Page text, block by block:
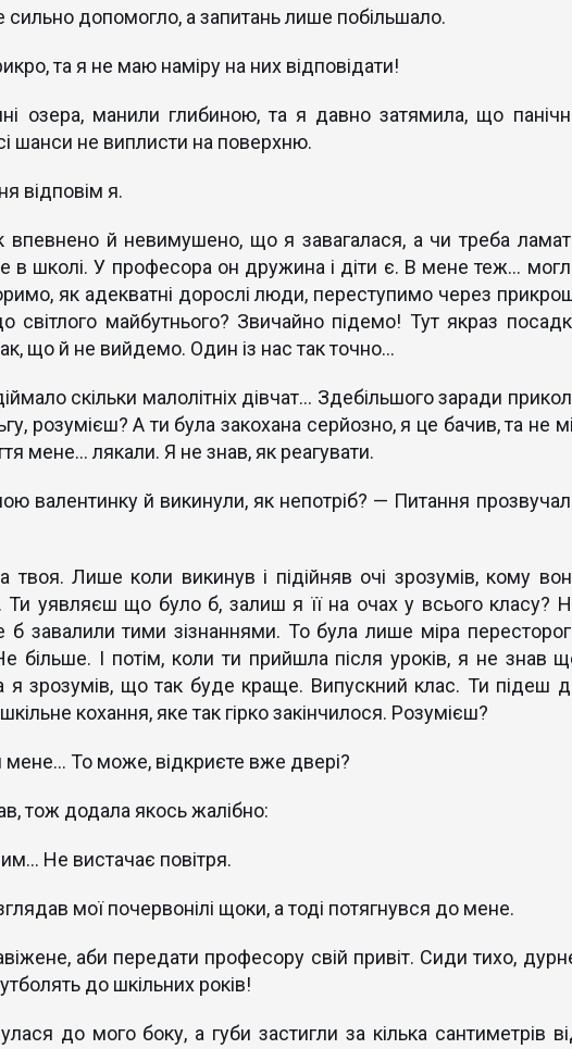
допомогло, а запитань лише побільшало.
та я не маю наміру на них відповідати!
озера, манили глибиною, та я давно затямила, що
шанси не виплисти на поверхню.
відповім я.
впевнено й невимушено, що я завагалася, а чи треба
в школі. У професора он дружина і діти є. В мене теж…
як адекватні дорослі люди, переступимо через
світлого майбутнього? Звичайно підемо! Тут якраз
що й не вийдемо. Один із нас так точно…
скільки малолітніх дівчат… Здебільшого заради
розумієш? А ти була закохана серйозно, я це бачив, та не
мене… лякали. Я не знав, як реагувати.
валентинку й викинули, як непотріб? — Питання
Лише коли викинув і підійняв очі зрозумів, кому
уявляєш що було б, залиш я її на очах у всього класу?
б завалили тими зізнаннями. То була лише міра
більше. І потім, коли ти прийшла після уроків, я не знав
я зрозумів, що так буде краще. Випускний клас. Ти підеш
кохання, яке так гірко закінчилося. Розумієш?
мене… То може, відкриєте вже двері?
тож додала якось жалібно:
Не вистачає повітря.
мої почервонілі щоки, а тоді потягнувся до мене.
аби передати професору свій привіт. Сиди тихо,
до шкільних років!
до мого боку, а губи застигли за кілька сантиметрів